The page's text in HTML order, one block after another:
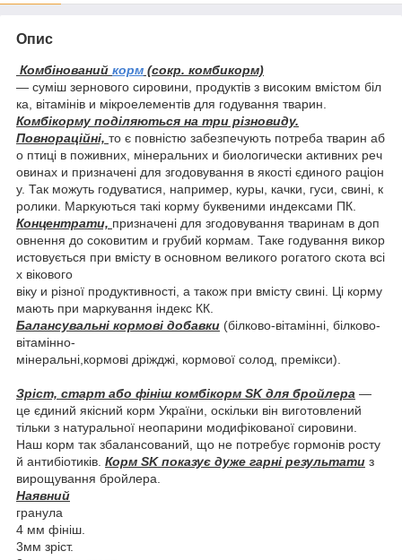
Опис
Комбінований корм (сокр. комбикорм)
— суміш зернового сировини, продуктів з високим вмістом біл
ка, вітамінів и мікроелементів для годування тварин.
Комбікорму поділяються на три різновиду.
Повнораційні, то є повністю забезпечують потреба тварин аб
о птиці в поживних, мінеральних и биологически активних реч
овинах и призначені для згодовування в якості єдиного раціон
у. Так можуть годуватися, например, куры, качки, гуси, свині, к
ролики. Маркуються такі корму буквеними индексами ПК.
Концентрати, призначені для згодовування тваринам в доп
овнення до соковитим и грубий кормам. Таке годування викор
истовується при вмісту в основном великого рогатого скота всі
х вікового
віку и різної продуктивності, а також при вмісту свині. Ці корму
мають при маркування індекс КК.
Балансувальні кормові добавки (білково-вітамінні, білково-
вітамінно-
мінеральні,кормові дріжджі, кормової солод, премікси).
Зріст, старт або фініш комбікорм SK для бройлера —
це єдиний якісний корм України, оскільки він виготовлений
тільки з натуральної неопарини модифікованої сировини.
Наш корм так збалансований, що не потребує гормонів росту
й антибіотиків. Корм SK показує дуже гарні результати з
вирощування бройлера.
Наявний
гранула
4 мм фініш.
3мм зріст.